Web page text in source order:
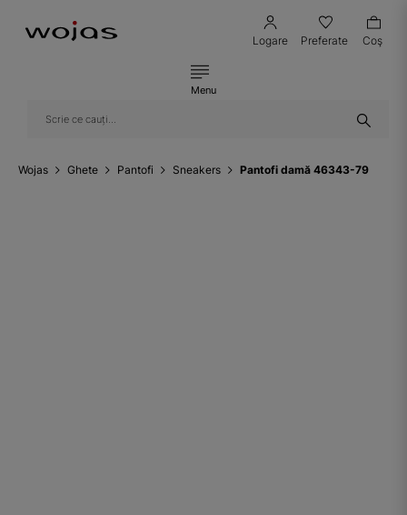
Logare Preferate Coş
Menu
Wojas Ghete Pantofi Sneakers Pantofi damă 46343-79